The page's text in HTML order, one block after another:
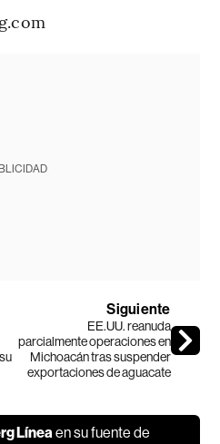
Siguiente
EE.UU. reanuda
parcialmente operaciones en
Michoacán tras suspender
exportaciones de aguacate
Línea en su fuente de